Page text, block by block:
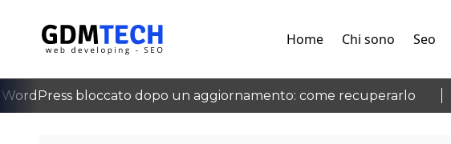
Home Chi sono Seo
bloccato dopo un aggiornamento: come recuperarlo
‹